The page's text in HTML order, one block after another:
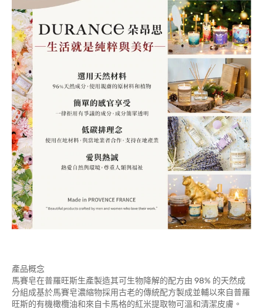
產品概念
馬賽皂在普羅旺斯生產製造其可生物降解的配方由 98% 的天然成
分組成基於馬賽皂濃縮物採用古老的傳統配方製成並輔以來自普羅
旺斯的有機橄欖油和來自卡馬格的紅米提取物可溫和清潔皮膚。